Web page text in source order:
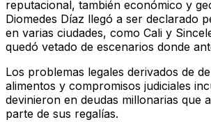
reputacional, también económico y
Diomedes Díaz llegó a ser declarado
en varias ciudades, como Cali y
quedó vetado de escenarios donde
Los problemas legales derivados de
alimentos y compromisos judiciales
devinieron en deudas millonarias que
parte de sus regalías.